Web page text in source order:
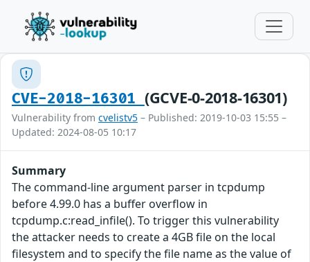
CVE-2018-16301 (GCVE-0-2018-16301)
Vulnerability from cvelistv5 – Published: 2019-10-03 15:55 –
Updated: 2024-08-05 10:17
Summary
The command-line argument parser in tcpdump
before 4.99.0 has a buffer overflow in
tcpdump.c:read_infile(). To trigger this vulnerability
the attacker needs to create a 4GB file on the local
filesystem and to specify the file name as the value of